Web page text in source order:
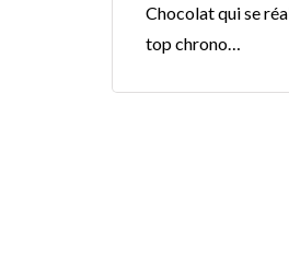
Chocolat qui se
top chrono…